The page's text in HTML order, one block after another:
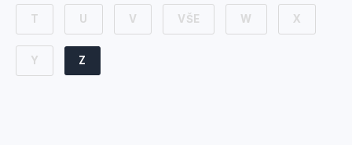
T U V VŠE W X
Y Z